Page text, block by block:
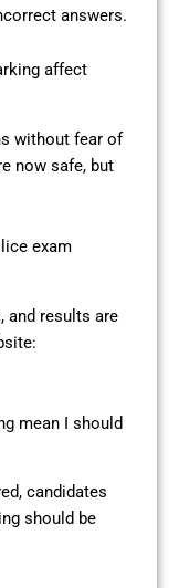
answers.
affect
without fear of
now safe, but
exam
and results are
mean I should
candidates
should be